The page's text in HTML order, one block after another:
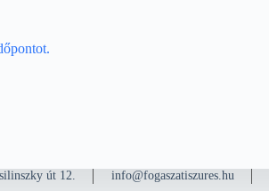
.
út 12. info@fogaszatiszures.hu